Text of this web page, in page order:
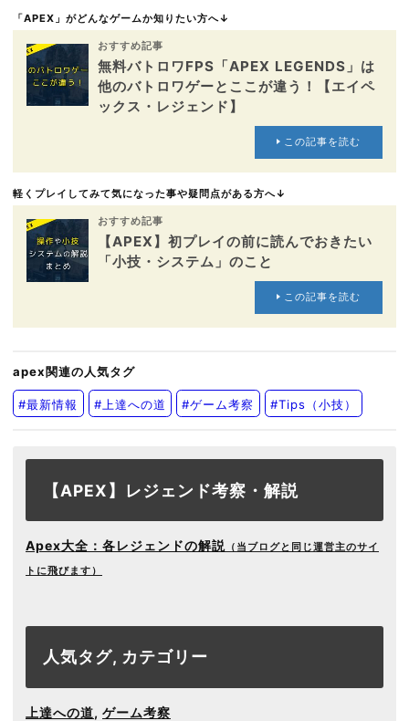
「APEX」がどんなゲームか知りたい方へ↓
おすすめ記事
無料バトロワFPS「APEX LEGENDS」は
他のバトロワゲーとここが違う！【エイペ
ックス・レジェンド】
この記事を読む
軽くプレイしてみて気になった事や疑問点がある方へ↓
おすすめ記事
【APEX】初プレイの前に読んでおきたい
「小技・システム」のこと
この記事を読む
apex関連の人気タグ
#最新情報 #上達への道 #ゲーム考察 #Tips（小技）
【APEX】レジェンド考察・解説
Apex大全：各レジェンドの解説 （当ブログと同じ運営主のサイ
トに飛びます）
人気タグ, カテゴリー
上達への道, ゲーム考察